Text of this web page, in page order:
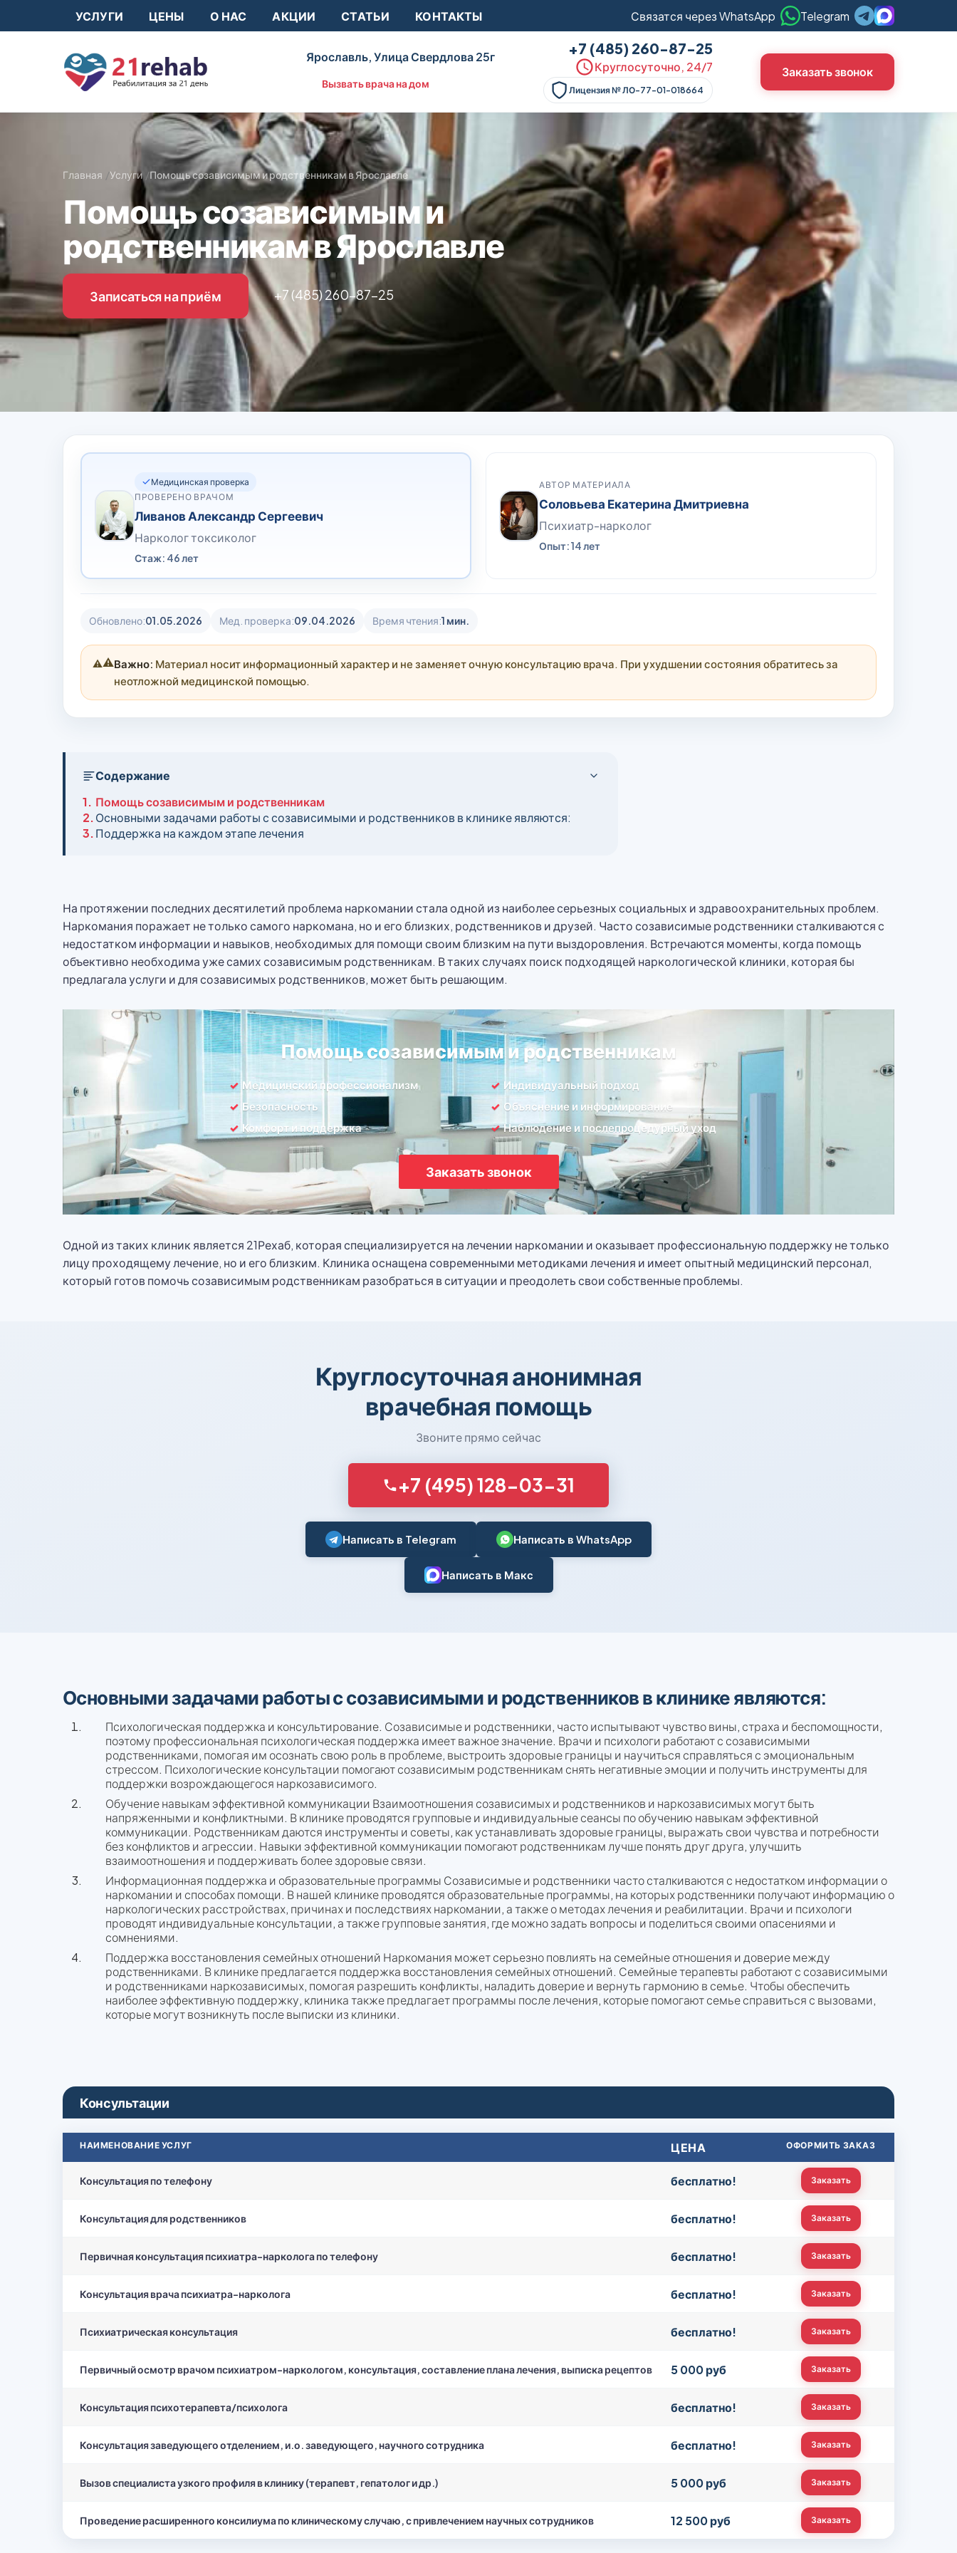
УСЛУГИ ЦЕНЫ О НАС АКЦИИ СТАТЬИ КОНТАКТЫ Связатся через WhatsApp Telegram
Ярославль, Улица Свердлова 25г
Вызвать врача на дом
+7 (485) 260-87-25
Круглосуточно, 24/7
Лицензия № ЛО-77-01-018664
Заказать звонок
Главная Услуги Помощь созависимым и родственникам в Ярославле
Помощь созависимым и
родственникам в Ярославле
Записаться на приём +7 (485) 260-87-25
Медицинская проверка
ПРОВЕРЕНО ВРАЧОМ
Ливанов Александр Сергеевич
Нарколог токсиколог
Стаж: 46 лет
АВТОР МАТЕРИАЛА
Соловьева Екатерина Дмитриевна
Психиатр-нарколог
Опыт: 14 лет
Обновлено:01.05.2026 Мед. проверка:09.04.2026 Время чтения:1 мин.
⚠️Важно: Материал носит информационный характер и не заменяет очную консультацию врача. При ухудшении состояния обратитесь за
неотложной медицинской помощью.
Содержание
1. Помощь созависимым и родственникам
2.Основными задачами работы с созависимыми и родственников в клинике являются:
3.Поддержка на каждом этапе лечения
На протяжении последних десятилетий проблема наркомании стала одной из наиболее серьезных социальных и здравоохранительных проблем.
Наркомания поражает не только самого наркомана, но и его близких, родственников и друзей. Часто созависимые родственники сталкиваются с
недостатком информации и навыков, необходимых для помощи своим близким на пути выздоровления. Встречаются моменты, когда помощь
объективно необходима уже самих созависимым родственникам. В таких случаях поиск подходящей наркологической клиники, которая бы
предлагала услуги и для созависимых родственников, может быть решающим.
Помощь созависимым и родственникам
Медицинский профессионализм
Индивидуальный подход
Безопасность
Объяснение и информирование
Комфорт и поддержка
Наблюдение и послепроцедурный уход
Заказать звонок
Одной из таких клиник является 21Рехаб, которая специализируется на лечении наркомании и оказывает профессиональную поддержку не только
лицу проходящему лечение, но и его близким. Клиника оснащена современными методиками лечения и имеет опытный медицинский персонал,
который готов помочь созависимым родственникам разобраться в ситуации и преодолеть свои собственные проблемы.
Круглосуточная анонимная
врачебная помощь
Звоните прямо сейчас
+7 (495) 128-03-31
Написать в Telegram Написать в WhatsApp
Написать в Макс
Основными задачами работы с созависимыми и родственников в клинике являются:
Психологическая поддержка и консультирование. Созависимые и родственники, часто испытывают чувство вины, страха и беспомощности,
поэтому профессиональная психологическая поддержка имеет важное значение. Врачи и психологи работают с созависимыми
родственниками, помогая им осознать свою роль в проблеме, выстроить здоровые границы и научиться справляться с эмоциональным
стрессом. Психологические консультации помогают созависимым родственникам снять негативные эмоции и получить инструменты для
поддержки возрождающегося наркозависимого.
Обучение навыкам эффективной коммуникации Взаимоотношения созависимых и родственников и наркозависимых могут быть
напряженными и конфликтными. В клинике проводятся групповые и индивидуальные сеансы по обучению навыкам эффективной
коммуникации. Родственникам даются инструменты и советы, как устанавливать здоровые границы, выражать свои чувства и потребности
без конфликтов и агрессии. Навыки эффективной коммуникации помогают родственникам лучше понять друг друга, улучшить
взаимоотношения и поддерживать более здоровые связи.
Информационная поддержка и образовательные программы Созависимые и родственники часто сталкиваются с недостатком информации о
наркомании и способах помощи. В нашей клинике проводятся образовательные программы, на которых родственники получают информацию о
наркологических расстройствах, причинах и последствиях наркомании, а также о методах лечения и реабилитации. Врачи и психологи
проводят индивидуальные консультации, а также групповые занятия, где можно задать вопросы и поделиться своими опасениями и
сомнениями.
Поддержка восстановления семейных отношений Наркомания может серьезно повлиять на семейные отношения и доверие между
родственниками. В клинике предлагается поддержка восстановления семейных отношений. Семейные терапевты работают с созависимыми
и родственниками наркозависимых, помогая разрешить конфликты, наладить доверие и вернуть гармонию в семье. Чтобы обеспечить
наиболее эффективную поддержку, клиника также предлагает программы после лечения, которые помогают семье справиться с вызовами,
которые могут возникнуть после выписки из клиники.
Консультации
НАИМЕНОВАНИЕ УСЛУГ ЦЕНА ОФОРМИТЬ ЗАКАЗ
Консультация по телефону бесплатно! Заказать
Консультация для родственников бесплатно! Заказать
Первичная консультация психиатра-нарколога по телефону бесплатно! Заказать
Консультация врача психиатра-нарколога бесплатно! Заказать
Психиатрическая консультация бесплатно! Заказать
Первичный осмотр врачом психиатром-наркологом, консультация, составление плана лечения, выписка рецептов 5 000 руб Заказать
Консультация психотерапевта/психолога бесплатно! Заказать
Консультация заведующего отделением, и.о. заведующего, научного сотрудника бесплатно! Заказать
Вызов специалиста узкого профиля в клинику (терапевт, гепатолог и др.) 5 000 руб Заказать
Проведение расширенного консилиума по клиническому случаю, с привлечением научных сотрудников 12 500 руб Заказать